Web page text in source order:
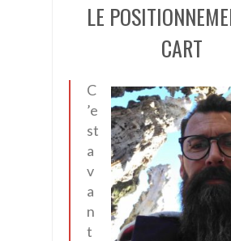
LE
CART
C
’e
st
a
v
a
n
t